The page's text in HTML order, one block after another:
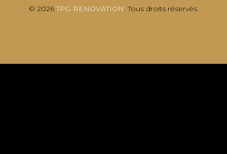
© 2026TPG RENOVATION. Tous droits réservés.